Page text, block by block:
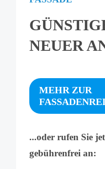
NEUER
MEHR ZUR
...oder rufen Sie
gebührenfrei an: